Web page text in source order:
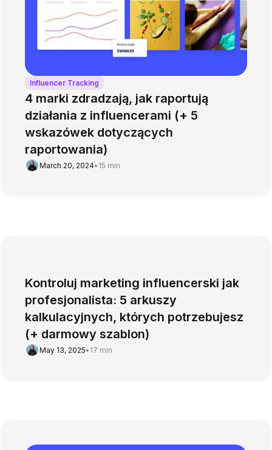
Influencer Tracking
4 marki zdradzają, jak raportują
działania z influencerami (+ 5
wskazówek dotyczących
raportowania)
March 20, 2024• 15 min
Kontroluj marketing influencerski jak
profesjonalista: 5 arkuszy
kalkulacyjnych, których potrzebujesz
(+ darmowy szablon)
May 13, 2025• 17 min